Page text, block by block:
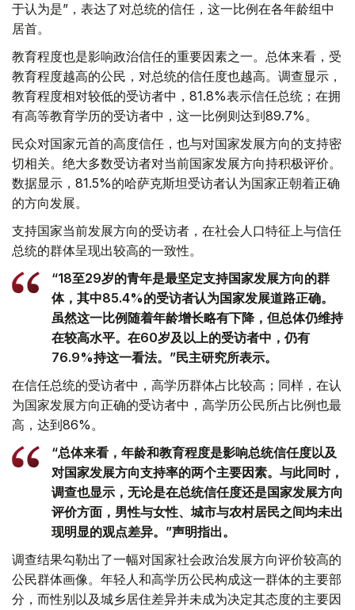
于认为是”，表达了对总统的信任，这一比例在各年龄组中
居首。
教育程度也是影响政治信任的重要因素之一。总体来看，受
教育程度越高的公民，对总统的信任度也越高。调查显示，
教育程度相对较低的受访者中，81.8%表示信任总统；在拥
有高等教育学历的受访者中，这一比例则达到89.7%。
民众对国家元首的高度信任，也与对国家发展方向的支持密
切相关。绝大多数受访者对当前国家发展方向持积极评价。
数据显示，81.5%的哈萨克斯坦受访者认为国家正朝着正确
的方向发展。
支持国家当前发展方向的受访者，在社会人口特征上与信任
总统的群体呈现出较高的一致性。
“18至29岁的青年是最坚定支持国家发展方向的群
体，其中85.4%的受访者认为国家发展道路正确。
虽然这一比例随着年龄增长略有下降，但总体仍维持
在较高水平。在60岁及以上的受访者中，仍有
76.9%持这一看法。”民主研究所表示。
在信任总统的受访者中，高学历群体占比较高；同样，在认
为国家发展方向正确的受访者中，高学历公民所占比例也最
高，达到86%。
“总体来看，年龄和教育程度是影响总统信任度以及
对国家发展方向支持率的两个主要因素。与此同时，
调查也显示，无论是在总统信任度还是国家发展方向
评价方面，男性与女性、城市与农村居民之间均未出
现明显的观点差异。”声明指出。
调查结果勾勒出了一幅对国家社会政治发展方向评价较高的
公民群体画像。年轻人和高学历公民构成这一群体的主要部
分，而性别以及城乡居住差异并未成为决定其态度的主要因